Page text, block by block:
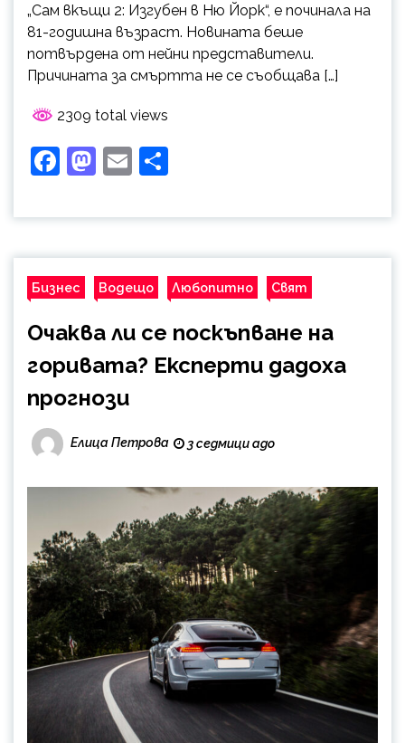
„Сам вкъщи 2: Изгубен в Ню Йорк“, е починала на
81-годишна възраст. Новината беше
потвърдена от нейни представители.
Причината за смъртта не се съобщава […]
2309 total views
Facebook
Mastodon
Email
Бизнес Водещо Любопитно Свят
Очаква ли се поскъпване на
горивата? Експерти дадоха
прогнози
Елица Петрова 3 седмици ago